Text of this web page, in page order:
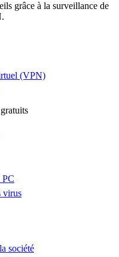
grâce à la surveillance de
(VPN)
PC
virus
société